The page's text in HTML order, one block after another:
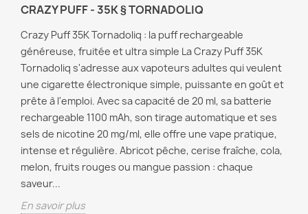
CRAZY PUFF - 35K § TORNADOLIQ
Crazy Puff 35K Tornadoliq : la puff rechargeable
généreuse, fruitée et ultra simple La Crazy Puff 35K
Tornadoliq s'adresse aux vapoteurs adultes qui veulent
une cigarette électronique simple, puissante en goût et
prête à l'emploi. Avec sa capacité de 20 ml, sa batterie
rechargeable 1100 mAh, son tirage automatique et ses
sels de nicotine 20 mg/ml, elle offre une vape pratique,
intense et régulière. Abricot pêche, cerise fraîche, cola,
melon, fruits rouges ou mangue passion : chaque
saveur...
En savoir plus